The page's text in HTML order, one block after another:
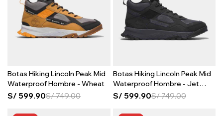
Botas Hiking Lincoln Peak Mid
Waterproof Hombre - Wheat
S/ 599.90S/749.00
Botas Hiking Lincoln Peak Mid
Waterproof Hombre - Jet
Black
S/ 599.90S/749.00